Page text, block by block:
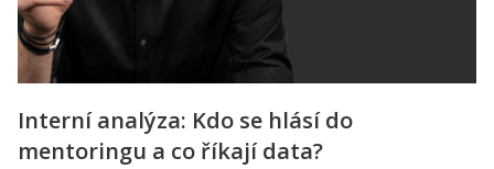
Interní analýza: Kdo se hlásí do
mentoringu a co říkají data?